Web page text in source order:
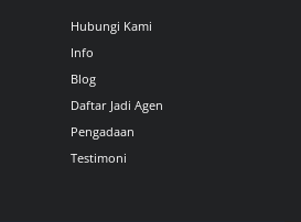
Hubungi Kami
Info
Blog
Daftar Jadi Agen
Pengadaan
Testimoni